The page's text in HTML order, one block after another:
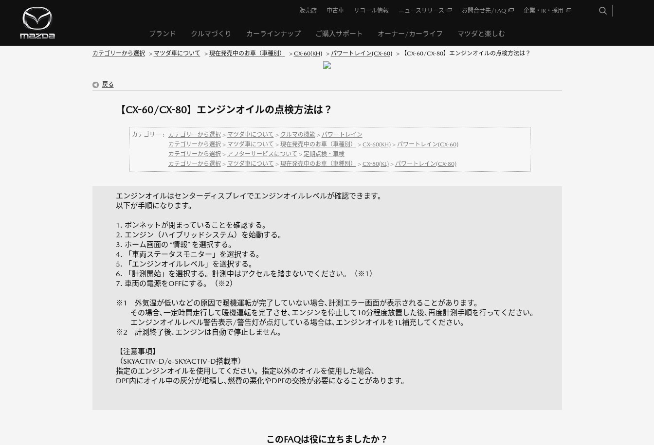
ブランド クルマづくり カーラインナップ ご購入サポート オーナー/カーライフ マツダと楽しむ
販売店 中古車 リコール情報 ニュースリリース お問合せ先/FAQ 企業・IR・採用
カテゴリーから選択 > マツダ車について > 現在発売中のお車（車種別） > CX-60(KH) > パワートレイン(CX-60) > 【CX-60/CX-80】エンジンオイルの点検方法は？
戻る
【CX-60/CX-80】エンジンオイルの点検方法は？
カテゴリー : カテゴリーから選択 > マツダ車について > クルマの機能> パワートレイン
カテゴリーから選択 > マツダ車について > 現在発売中のお車（車種別） > CX-60(KH)> パワートレイン(CX-60)
カテゴリーから選択 > アフターサービスについて > 定期点検・車検
カテゴリーから選択 > マツダ車について > 現在発売中のお車（車種別） > CX-80(KL)> パワートレイン(CX-80)
エンジンオイルはセンターディスプレイでエンジンオイルレベルが確認できます。
以下が手順になります。
1. ボンネットが閉まっていることを確認する。
2. エンジン（ハイブリッドシステム）を始動する。
3. ホーム画⾯の “情報” を選択する。
4. 「⾞両ステータスモニター」を選択する。
5. 「エンジンオイルレベル」を選択する。
6. 「計測開始」を選択する。計測中はアクセルを踏まないでください。（※1）
7. ⾞両の電源をOFFにする。（※2）
※1 外気温が低いなどの原因で暖機運転が完了していない場合､計測エラー画⾯が表⽰されることがあります。
その場合､⼀定時間⾛⾏して暖機運転を完了させ､エンジンを停⽌して10分程度放置した後､再度計測⼿順を⾏ってください。
エンジンオイルレベル警告表⽰/警告灯が点灯している場合は､エンジンオイルを1L補充してください。
※2 計測終了後､エンジンは⾃動で停⽌しません。
【注意事項】
（SKYACTIV-D/e-SKYACTIV-D搭載車）
指定のエンジンオイルを使⽤してください。指定以外のオイルを使⽤した場合､
DPF内にオイル中の灰分が堆積し､燃費の悪化やDPFの交換が必要になることがあります。
このFAQは役に立ちましたか？